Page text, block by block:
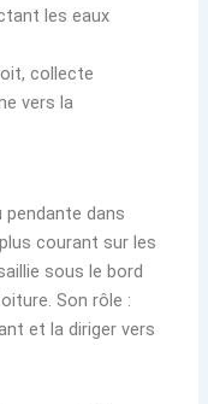
collecte
vers la
pendante dans
courant sur les
sous le bord
Son rôle :
et la diriger vers